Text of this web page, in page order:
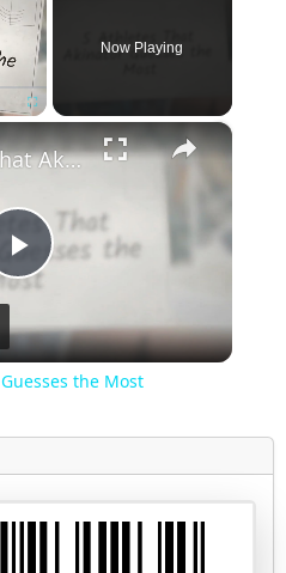
Now Playing
×
Play
Video
5 Athletes That Akinator Guesses the Most
the Most